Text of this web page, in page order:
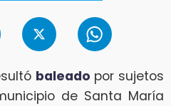
baleado por sujetos
de Santa María